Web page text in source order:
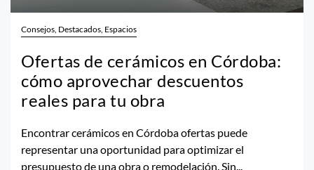
Consejos, Destacados, Espacios
Ofertas de cerámicos en Córdoba:
cómo aprovechar descuentos
reales para tu obra
Encontrar cerámicos en Córdoba ofertas puede
representar una oportunidad para optimizar el
presupuesto de una obra o remodelación. Sin...